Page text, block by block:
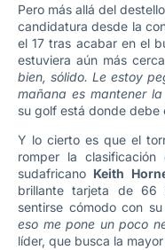
Pero más allá del
candidatura desde la
el 17 tras acabar en el
estuviera aún más
bien, sólido. Le estoy
mañana es mantener
su golf está donde debe
Y lo cierto es que el
romper la
sudafricano Keith
brillante tarjeta de 66
sentirse cómodo con
eso me pone un poco
líder, que busca la